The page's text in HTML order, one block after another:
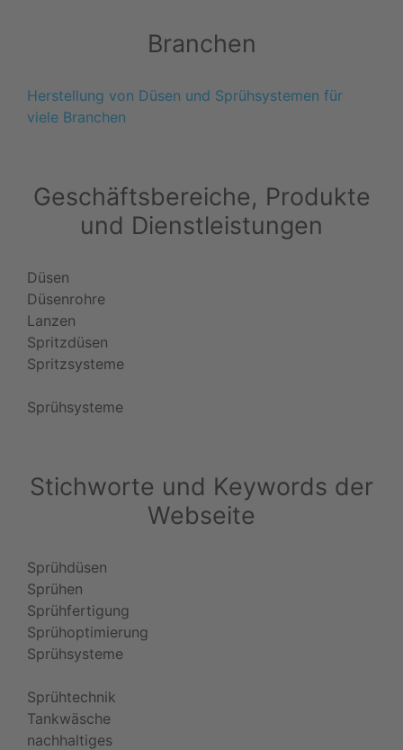
Branchen
Herstellung von Düsen und Sprühsystemen für
viele Branchen
Geschäftsbereiche, Produkte
und Dienstleistungen
Düsen
Düsenrohre
Lanzen
Spritzdüsen
Spritzsysteme
Sprühsysteme
Stichworte und Keywords der
Webseite
Sprühdüsen
Sprühen
Sprühfertigung
Sprühoptimierung
Sprühsysteme
Sprühtechnik
Tankwäsche
nachhaltiges